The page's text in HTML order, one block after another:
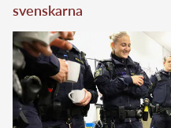
svenskarna